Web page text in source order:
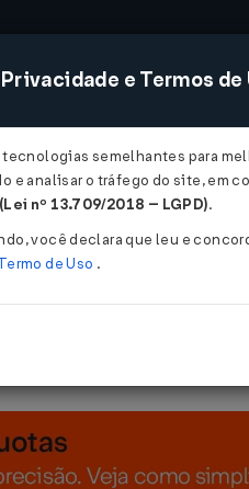
SISTEMAS
as unidades federadas que
e Termos de
semelhantes para
e analisar o tráfego do site, em
nº 13.709/2018 – LGPD).
você declara que leu e
de Uso .